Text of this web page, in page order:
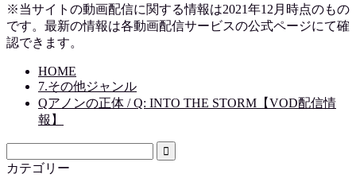
※当サイトの動画配信に関する情報は2021年12月時点のもの
です。最新の情報は各動画配信サービスの公式ページにて確
認できます。
HOME
7.その他ジャンル
Qアノンの正体 / Q: INTO THE STORM【VOD配信情
報】
カテゴリー